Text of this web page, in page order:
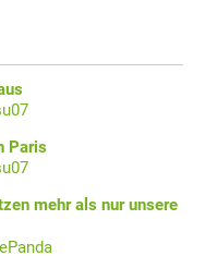
Paris
mehr als nur unsere